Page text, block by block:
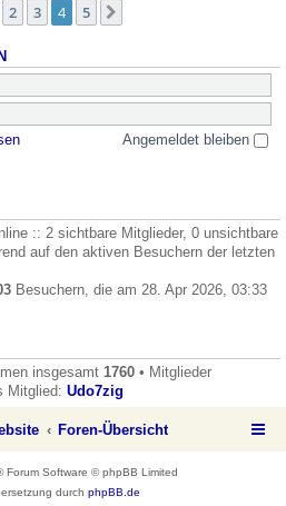
2 3 4 5
Angemeldet bleiben
:: 2 sichtbare Mitglieder, 0 unsichtbare
auf den aktiven Besuchern der letzten
Besuchern, die am 28. Apr 2026, 03:33
insgesamt 1760 • Mitglieder
Mitglied: Udo7zig
Foren-Übersicht
Forum Software © phpBB Limited
durch phpBB.de